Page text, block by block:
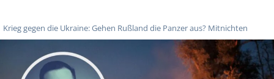
Krieg gegen die Ukraine: Gehen Rußland die Panzer aus? Mitnichten